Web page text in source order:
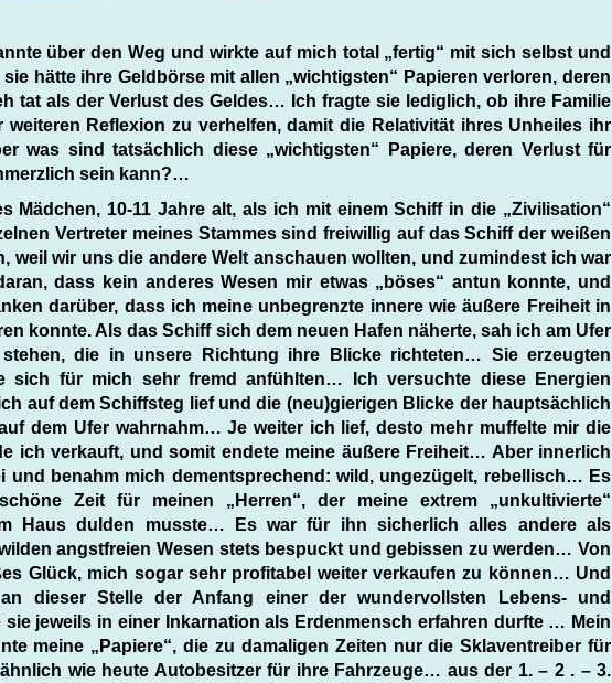
über den Weg und wirkte auf mich total „fertig“ mit sich selbst und
hätte ihre Geldbörse mit allen „wichtigsten“ Papieren verloren, deren
tat als der Verlust des Geldes… Ich fragte sie lediglich, ob ihre Familie
weiteren Reflexion zu verhelfen, damit die Relativität ihres Unheiles ihr
was sind tatsächlich diese „wichtigsten“ Papiere, deren Verlust für
sein kann?…
Mädchen, 10-11 Jahre alt, als ich mit einem Schiff in die „Zivilisation“
Vertreter meines Stammes sind freiwillig auf das Schiff der weißen
weil wir uns die andere Welt anschauen wollten, und zumindest ich war
dass kein anderes Wesen mir etwas „böses“ antun konnte, und
darüber, dass ich meine unbegrenzte innere wie äußere Freiheit in
konnte. Als das Schiff sich dem neuen Hafen näherte, sah ich am Ufer
stehen, die in unsere Richtung ihre Blicke richteten… Sie erzeugten
sich für mich sehr fremd anfühlten… Ich versuchte diese Energien
auf dem Schiffsteg lief und die (neu)gierigen Blicke der hauptsächlich
dem Ufer wahrnahm… Je weiter ich lief, desto mehr muffelte mir die
ich verkauft, und somit endete meine äußere Freiheit… Aber innerlich
und benahm mich dementsprechend: wild, ungezügelt, rebellisch… Es
Zeit für meinen „Herren“, der meine extrem „unkultivierte“
Haus dulden musste… Es war für ihn sicherlich alles andere als
angstfreien Wesen stets bespuckt und gebissen zu werden… Von
Glück, mich sogar sehr profitabel weiter verkaufen zu können… Und
dieser Stelle der Anfang einer der wundervollsten Lebens- und
sie jeweils in einer Inkarnation als Erdenmensch erfahren durfte … Mein
meine „Papiere“, die zu damaligen Zeiten nur die Sklaventreiber für
wie heute Autobesitzer für ihre Fahrzeuge… aus der 1. – 2 . – 3.